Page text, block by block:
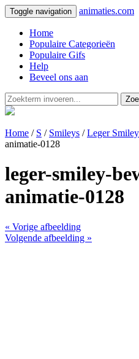
Toggle navigation animaties.com
Home
Populaire Categorieën
Populaire Gifs
Help
Beveel ons aan
Home / S / Smileys /Leger
animatie-0128
leger-smiley-
animatie-0128
« Vorige afbeelding
Volgende afbeelding »